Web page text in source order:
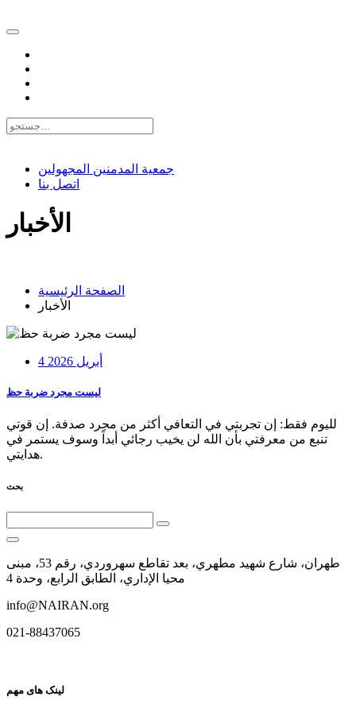
جمعية المدمنين المجهولين
اتصل بنا
الأخبار
الصفحة الرئيسية
الأخبار
4 أبريل 2026
ليست مجرد ضربة حظ
لليوم فقط: إن تجربتي في التعافي أكثر من مجرد صدفة. إن قوتي
تنبع من معرفتي بأن الله لن يخيب رجائي أبداً وسوف يستمر في
هدايتي.
بحث
طهران، شارع شهيد مطهري، بعد تقاطع سهروردي، رقم 53، مبنى
محيا الإداري، الطابق الرابع، وحدة 4
info@NAIRAN.org
021-88437065
لینک های مهم